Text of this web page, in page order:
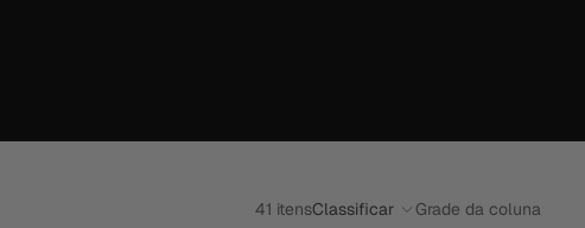
41 itensClassificar
Grade da coluna